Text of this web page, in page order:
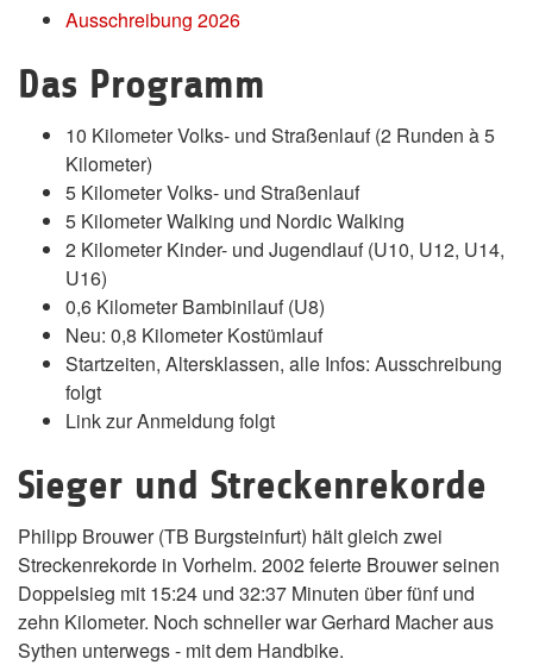
Ausschreibung 2026
Das Programm
10 Kilometer Volks- und Straßenlauf (2 Runden à 5
Kilometer)
5 Kilometer Volks- und Straßenlauf
5 Kilometer Walking und Nordic Walking
2 Kilometer Kinder- und Jugendlauf (U10, U12, U14,
U16)
0,6 Kilometer Bambinilauf (U8)
Neu: 0,8 Kilometer Kostümlauf
Startzeiten, Altersklassen, alle Infos: Ausschreibung
folgt
Link zur Anmeldung folgt
Sieger und Streckenrekorde
Philipp Brouwer (TB Burgsteinfurt) hält gleich zwei
Streckenrekorde in Vorhelm. 2002 feierte Brouwer seinen
Doppelsieg mit 15:24 und 32:37 Minuten über fünf und
zehn Kilometer. Noch schneller war Gerhard Macher aus
Sythen unterwegs - mit dem Handbike.